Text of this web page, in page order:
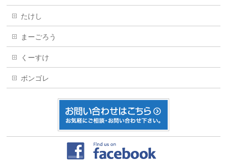
たけし
まーごろう
くーすけ
ボンゴレ